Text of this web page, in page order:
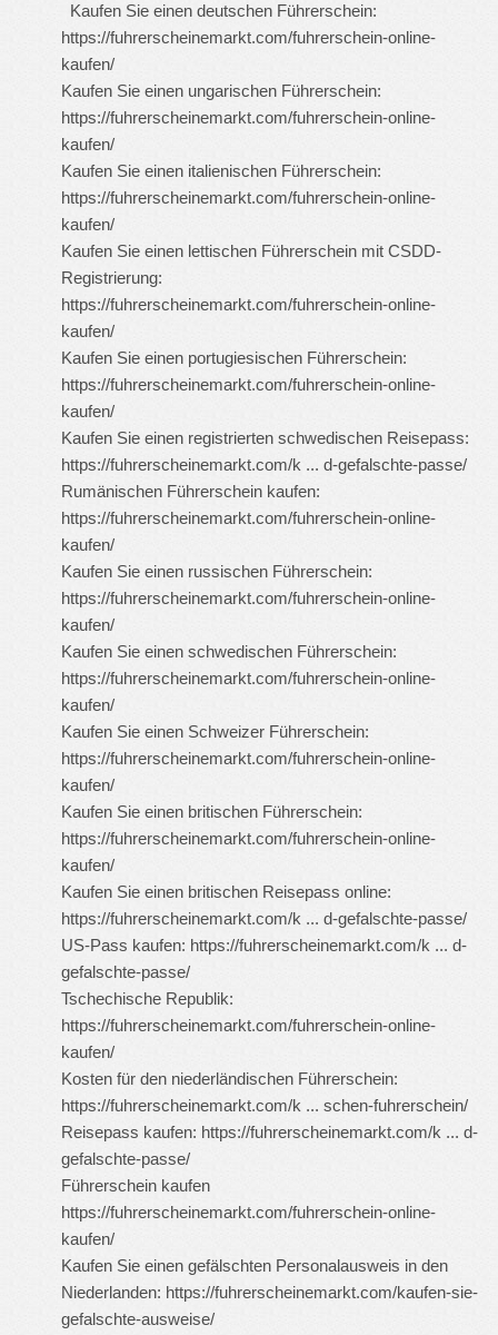
Kaufen Sie einen deutschen Führerschein:
https://fuhrerscheinemarkt.com/fuhrerschein-online-
kaufen/
Kaufen Sie einen ungarischen Führerschein:
https://fuhrerscheinemarkt.com/fuhrerschein-online-
kaufen/
Kaufen Sie einen italienischen Führerschein:
https://fuhrerscheinemarkt.com/fuhrerschein-online-
kaufen/
Kaufen Sie einen lettischen Führerschein mit CSDD-
Registrierung:
https://fuhrerscheinemarkt.com/fuhrerschein-online-
kaufen/
Kaufen Sie einen portugiesischen Führerschein:
https://fuhrerscheinemarkt.com/fuhrerschein-online-
kaufen/
Kaufen Sie einen registrierten schwedischen Reisepass:
https://fuhrerscheinemarkt.com/k ... d-gefalschte-passe/
Rumänischen Führerschein kaufen:
https://fuhrerscheinemarkt.com/fuhrerschein-online-
kaufen/
Kaufen Sie einen russischen Führerschein:
https://fuhrerscheinemarkt.com/fuhrerschein-online-
kaufen/
Kaufen Sie einen schwedischen Führerschein:
https://fuhrerscheinemarkt.com/fuhrerschein-online-
kaufen/
Kaufen Sie einen Schweizer Führerschein:
https://fuhrerscheinemarkt.com/fuhrerschein-online-
kaufen/
Kaufen Sie einen britischen Führerschein:
https://fuhrerscheinemarkt.com/fuhrerschein-online-
kaufen/
Kaufen Sie einen britischen Reisepass online:
https://fuhrerscheinemarkt.com/k ... d-gefalschte-passe/
US-Pass kaufen: https://fuhrerscheinemarkt.com/k ... d-
gefalschte-passe/
Tschechische Republik:
https://fuhrerscheinemarkt.com/fuhrerschein-online-
kaufen/
Kosten für den niederländischen Führerschein:
https://fuhrerscheinemarkt.com/k ... schen-fuhrerschein/
Reisepass kaufen: https://fuhrerscheinemarkt.com/k ... d-
gefalschte-passe/
Führerschein kaufen
https://fuhrerscheinemarkt.com/fuhrerschein-online-
kaufen/
Kaufen Sie einen gefälschten Personalausweis in den
Niederlanden: https://fuhrerscheinemarkt.com/kaufen-sie-
gefalschte-ausweise/